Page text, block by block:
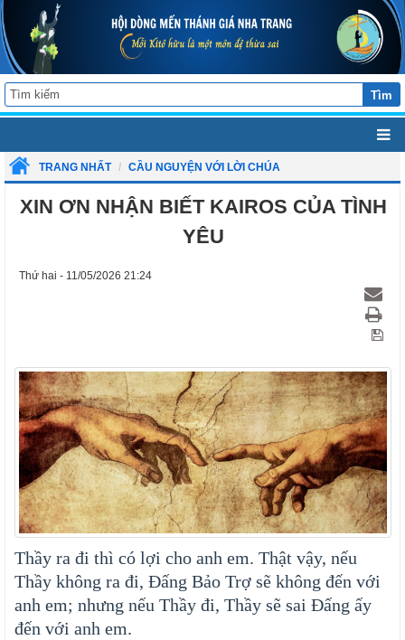
Tìm
TRANG NHẤT CẦU NGUYỆN VỚI LỜI CHÚA
XIN ƠN NHẬN BIẾT KAIROS CỦA TÌNH
YÊU
Thứ hai - 11/05/2026 21:24
Thầy ra đi thì có lợi cho anh em. Thật vậy, nếu
Thầy không ra đi, Đấng Bảo Trợ sẽ không đến với
anh em; nhưng nếu Thầy đi, Thầy sẽ sai Đấng ấy
đến với anh em.